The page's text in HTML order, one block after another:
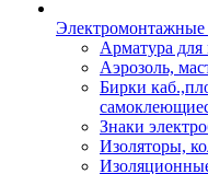
Электромонтажные
Арматура
Аэрозоль,
Бирки
Знаки
Изоляторы,